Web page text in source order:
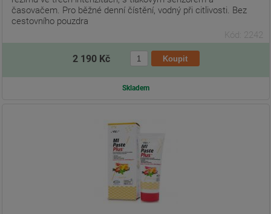
časovačem. Pro běžné denní čístění, vodný při citlivosti. Bez
cestovního pouzdra
Kód: 2242
2 190 Kč
Skladem